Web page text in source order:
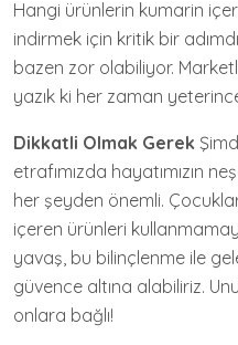
Hangi ürünlerin kumarin
indirmek için kritik bir
bazen zor olabiliyor.
yazık ki her zaman
Dikkatli Olmak Gerek
etrafımızda hayatımızın
her şeyden önemli.
içeren ürünleri
yavaş, bu bilinçlenme ile
güvence altına alabiliriz.
onlara bağlı!